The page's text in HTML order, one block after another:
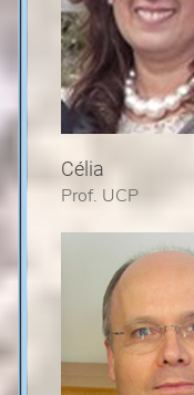
Célia
Prof. UCP